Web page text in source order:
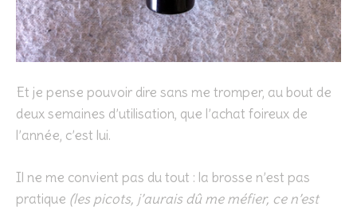
Et je pense pouvoir dire sans me tromper, au bout de
deux semaines d’utilisation, que l’achat foireux de
l’année, c’est lui.
Il ne me convient pas du tout : la brosse n’est pas
pratique (les picots, j’aurais dû me méfier, ce n’est